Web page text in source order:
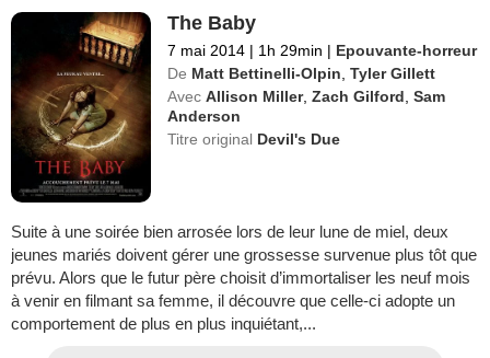
The Baby
7 mai 2014 | 1h 29min | Epouvante-horreur
De Matt Bettinelli-Olpin ,Tyler Gillett
Avec Allison Miller,Zach Gilford ,Sam
Anderson
Titre original Devil's Due
Suite à une soirée bien arrosée lors de leur lune de miel, deux
jeunes mariés doivent gérer une grossesse survenue plus tôt que
prévu. Alors que le futur père choisit d’immortaliser les neuf mois
à venir en filmant sa femme, il découvre que celle-ci adopte un
comportement de plus en plus inquiétant,...